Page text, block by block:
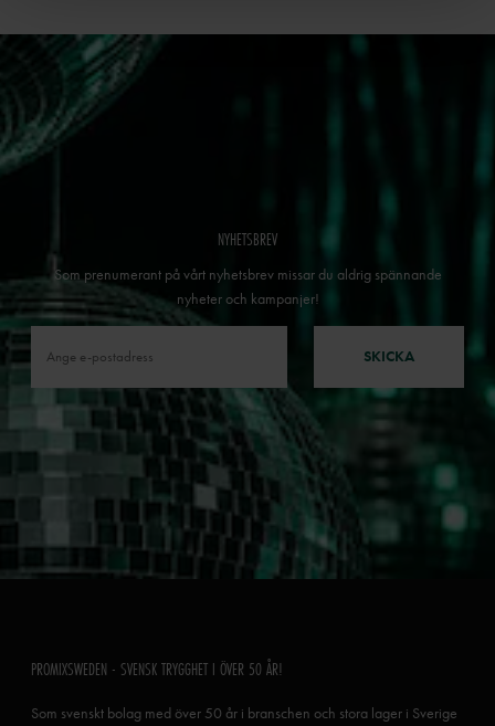
NYHETSBREV
Som prenumerant på vårt nyhetsbrev missar du aldrig spännande
nyheter och kampanjer!
SKICKA
PROMIXSWEDEN - SVENSK TRYGGHET I ÖVER 50 ÅR!
Som svenskt bolag med över 50 år i branschen och stora lager i Sverige